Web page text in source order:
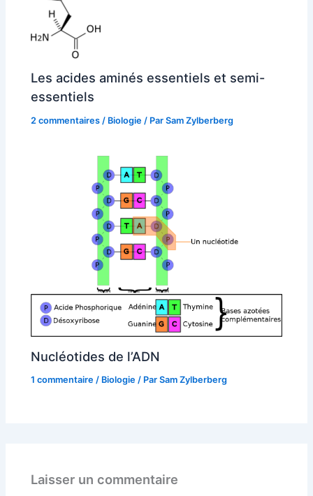
Les acides aminés essentiels et semi-
essentiels
2 commentaires / Biologie / ParSam Zylberberg
Nucléotides de l’ADN
1 commentaire / Biologie / ParSam Zylberberg
Laisser un commentaire